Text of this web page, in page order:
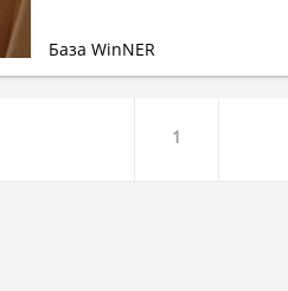
База WinNER
1